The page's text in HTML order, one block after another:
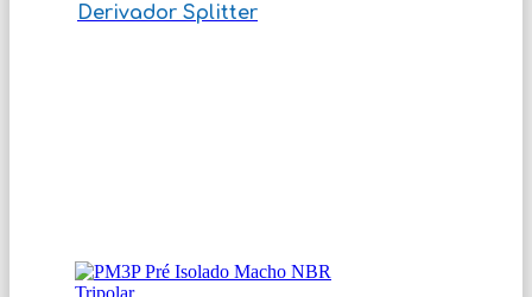
Derivador Splitter